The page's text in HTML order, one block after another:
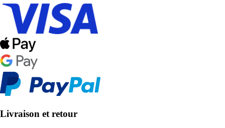
Livraison et retour